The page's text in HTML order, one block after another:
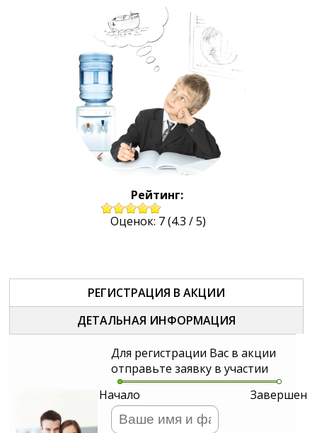
Рейтинг:
Оценок: 7(4.3 /5)
РЕГИСТРАЦИЯ В АКЦИИ
ДЕТАЛЬНАЯ ИНФОРМАЦИЯ
Для регистрации Вас в акции
отправьте заявку в участии
Начало
Завершен
Ваше Имя и Фамилия